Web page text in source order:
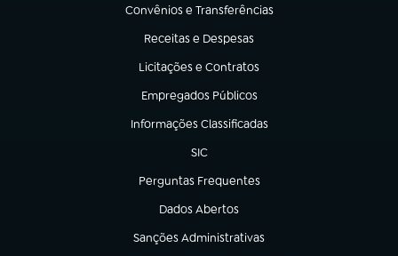
Convênios e Transferências
(abre em nova aba)
Receitas e Despesas
(abre em nova aba)
Licitações e Contratos
(abre em nova aba)
Empregados Públicos
(abre em nova aba)
Informações Classificadas
(abre em nova aba)
SIC
(abre em nova aba)
Perguntas Frequentes
(abre em nova aba)
Dados Abertos
(abre em nova aba)
Sanções Administrativas
(abre em nova aba)